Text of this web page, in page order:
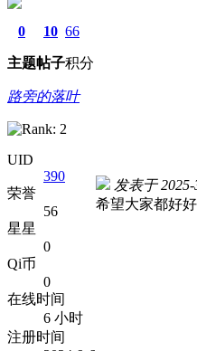
0
主题
10
帖子
66
积分
路旁的落叶
UID
390
荣誉
56
星星
0
Qi币
0
在线时间
6 小时
注册时间
发表于
希望大家都好